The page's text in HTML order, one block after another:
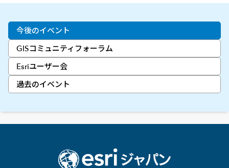
今後のイベント
GISコミュニティフォーラム
Esriユーザー会
過去のイベント